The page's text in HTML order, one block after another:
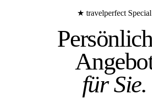
★ travelperfect Special
für Sie.